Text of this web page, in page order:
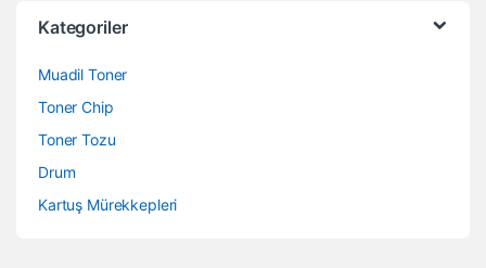
Kategoriler
Muadil Toner
Toner Chip
Toner Tozu
Drum
Kartuş Mürekkepleri